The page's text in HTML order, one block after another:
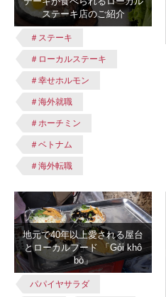
ステーキ店のご紹介
＃ステーキ
＃ローカルステーキ
＃幸せホルモン
＃海外就職
＃ホーチミン
＃ベトナム
＃海外転職
地元で40年以上愛される屋台
とローカルフード 「Gỏi khô
bò」
パパイヤサラダ